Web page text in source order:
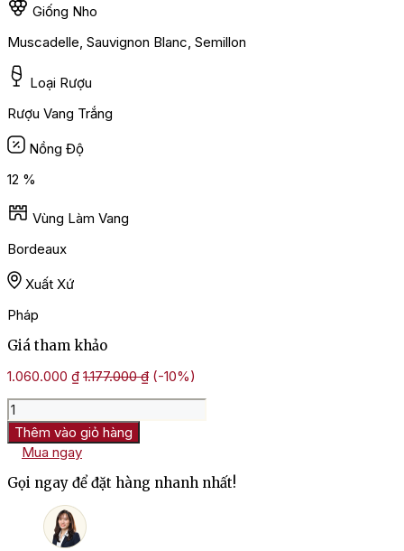
Giống Nho
Muscadelle, Sauvignon Blanc, Semillon
Loại Rượu
Rượu Vang Trắng
Nồng Độ
12 %
Vùng Làm Vang
Bordeaux
Xuất Xứ
Pháp
Giá tham khảo
1.060.000 ₫ 1.177.000₫ (-10%)
Rượu
Vang
Pháp
Trắng
Clos
Floridene
Thêm vào giỏ hàng
Mua ngay
Gọi ngay để đặt hàng nhanh nhất!